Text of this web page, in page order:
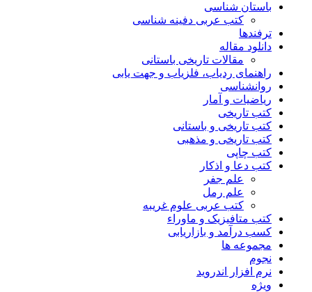
باستان شناسی
کتب عربی دفینه شناسی
ترفندها
دانلود مقاله
مقالات تاریخی باستانی
راهنمای ردیاب، فلزیاب و جهت یابی
روانشناسی
ریاضیات و آمار
کتب تاریخی
کتب تاریخی و باستانی
کتب تاریخی و مذهبی
کتب چاپی
کتب دعا و اذکار
علم جفر
علم رمل
کتب عربی علوم غریبه
کتب متافیزیک و ماوراء
کسب درآمد و بازاریابی
مجموعه ها
نجوم
نرم افزار اندروید
ویژه